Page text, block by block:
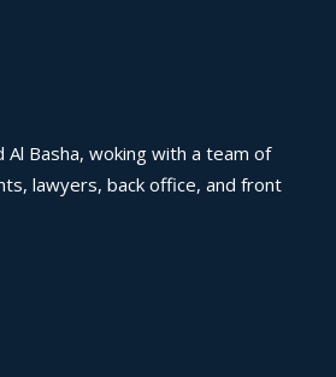
Al Basha, woking with a team of
lawyers, back office, and front